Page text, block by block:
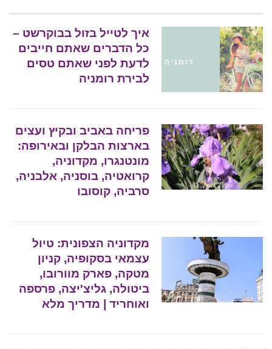
איך לטייל בזול בבוקרשט –
כל הדברים שאתם חייבים
לדעת לפני שאתם טסים
לבירת רומניה
פריחה באביב ובקיץ ועצים
בארצות הבלקן ובאירופה:
מונטנגרו, מקדוניה,
קרואטיה, בוסניה, אלבניה,
סרביה, קוסובו
מקדוניה הצפונית: טיול
עצמאי בסקופיה, קניון
מטקה, פארק מוורובו,
ביטולה, גליצ'יצה, פרספה
ואוחריד | מדריך מלא